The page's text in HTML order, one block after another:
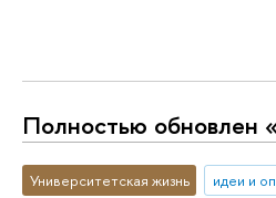
Полностью обновлен
Университетская жизнь
идеи и